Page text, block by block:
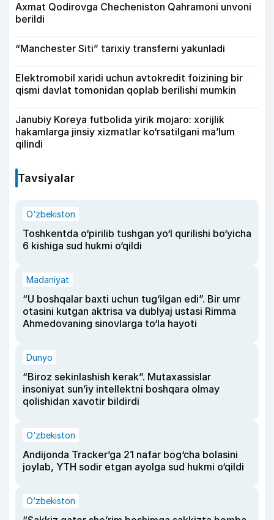
Axmat Qodirovga Checheniston Qahramoni unvoni
berildi
“Manchester Siti” tarixiy transferni yakunladi
Elektromobil xaridi uchun avtokredit foizining bir
qismi davlat tomonidan qoplab berilishi mumkin
Janubiy Koreya futbolida yirik mojaro: xorijlik
hakamlarga jinsiy xizmatlar ko‘rsatilgani ma’lum
qilindi
Tavsiyalar
O‘zbekiston
Toshkentda o‘pirilib tushgan yo‘l qurilishi bo‘yicha
6 kishiga sud hukmi o‘qildi
Madaniyat
“U boshqalar baxti uchun tug‘ilgan edi”. Bir umr
otasini kutgan aktrisa va dublyaj ustasi Rimma
Ahmedovaning sinovlarga to‘la hayoti
Dunyo
“Biroz sekinlashish kerak”. Mutaxassislar
insoniyat sun’iy intellektni boshqara olmay
qolishidan xavotir bildirdi
O‘zbekiston
Andijonda Tracker’ga 21 nafar bog‘cha bolasini
joylab, YTH sodir etgan ayolga sud hukmi o‘qildi
O‘zbekiston